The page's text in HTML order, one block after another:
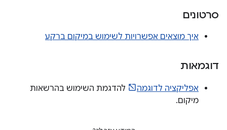
סרטונים
איך מוצאים אפשרויות לשימוש במיקום ברקע
דוגמאות
אפליקציה לדוגמה
להדגמת השימוש בהרשאות
מיקום.